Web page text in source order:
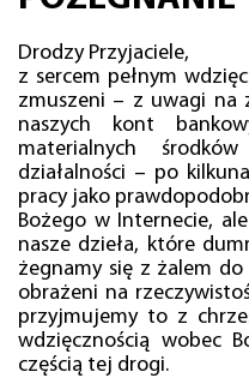
Drodzy Przyjaciele,
z sercem pełnym
zmuszeni – z uwagi na
naszych kont
materialnych
działalności – po
pracy jako
Bożego w Internecie,
nasze dzieła, które
żegnamy się z żalem
obrażeni na
przyjmujemy to z
wdzięcznością wobec
częścią tej drogi.